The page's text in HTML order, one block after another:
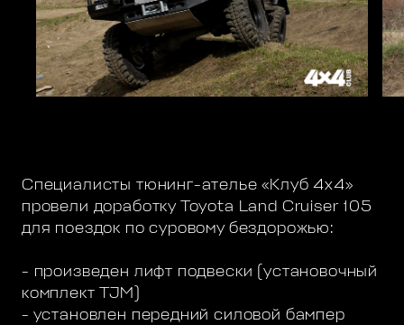
Специалисты тюнинг-ателье «Клуб 4х4»
провели доработку Toyota Land Cruiser 105
для поездок по суровому бездорожью:
- произведен лифт подвески (установочный
комплект TJM)
- установлен передний силовой бампер